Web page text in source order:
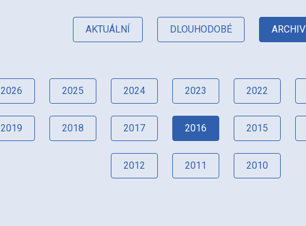
AKTUÁLNÍ DLOUHODOBÉ ARCHIV
2026 2025 2024 2023 2022
2019 2018 2017 2016 2015
2012 2011 2010